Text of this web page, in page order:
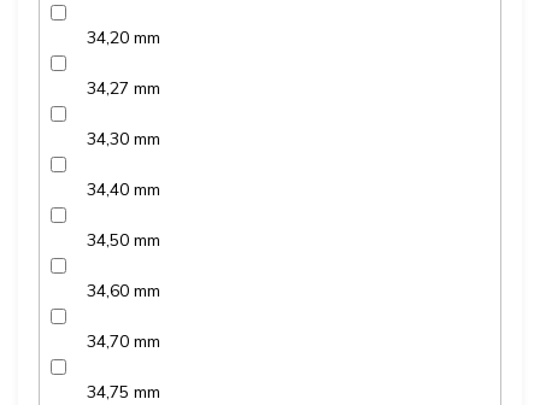
34,20 mm
34,27 mm
34,30 mm
34,40 mm
34,50 mm
34,60 mm
34,70 mm
34,75 mm